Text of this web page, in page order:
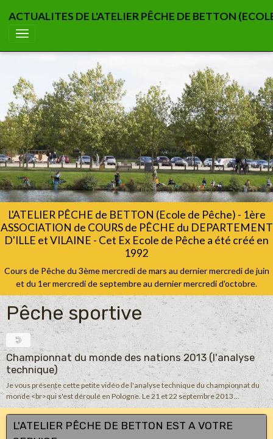
ACTUALITES DE L'ATELIER PÊCHE DE BETTON
L'ATELIER PÊCHE de BETTON (Ecole de Pêche) - 1ère
ASSOCIATION de COURS de PÊCHE du DEPARTEMENT
D'ILLE et VILAINE - Cet Ex Ecole de Pêche a été créé en
1992
Cours de Pêche du 3ème mercredi de mars au dernier mercredi de juin
et du 1er mercredi de septembre au dernier mercredi d'octobre.
Pêche sportive
Championnat du monde des nations 2013 (l'analyse
technique)
Je vous présente cette petite vidéo de l'analyse technique du championnat du
monde <br>qui s'est déroulé en Pologne. Le 21 et 22 septembre 2013 ...
L'ATELIER PÊCHE DE BETTON EST A VOTRE